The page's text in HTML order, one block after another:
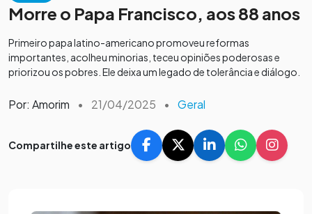
Morre o Papa Francisco, aos 88 anos
Primeiro papa latino-americano promoveu reformas
importantes, acolheu minorias, teceu opiniões poderosas e
priorizou os pobres. Ele deixa um legado de tolerância e diálogo.
Por: Amorim • 21/04/2025 • Geral
Compartilhe este artigo